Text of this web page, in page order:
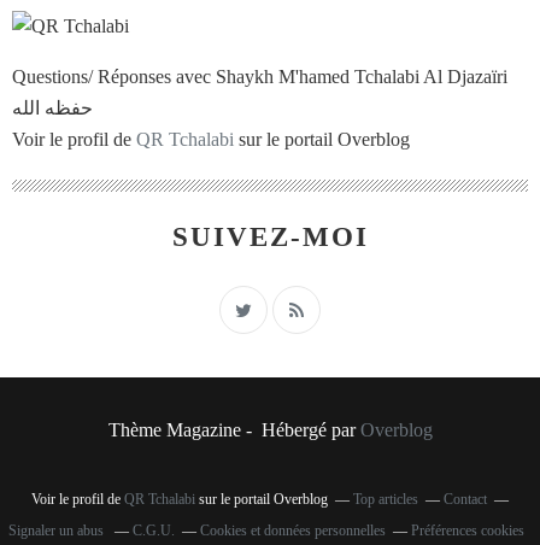
Questions/ Réponses avec Shaykh M'hamed Tchalabi Al Djazaïri
حفظه الله
Voir le profil de QR Tchalabi sur le portail Overblog
SUIVEZ-MOI
Thème Magazine - Hébergé parOverblog
Voir le profil de QR Tchalabi sur le portail Overblog Top articles
Contact
Signaler un abus
C.G.U. Cookies et données personnelles Préférences cookies